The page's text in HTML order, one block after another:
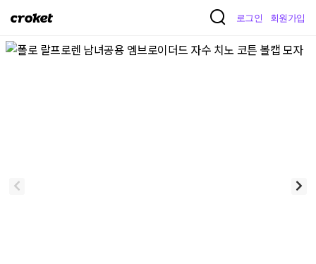
크
켓
로그인 회원가입